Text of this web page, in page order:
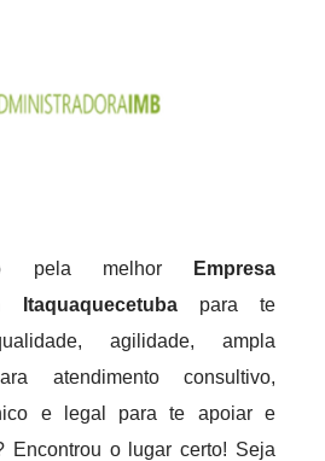
pela melhor
Empresa
para te
agilidade, ampla
atendimento consultivo,
e legal para te apoiar e
Encontrou o lugar certo! Seja